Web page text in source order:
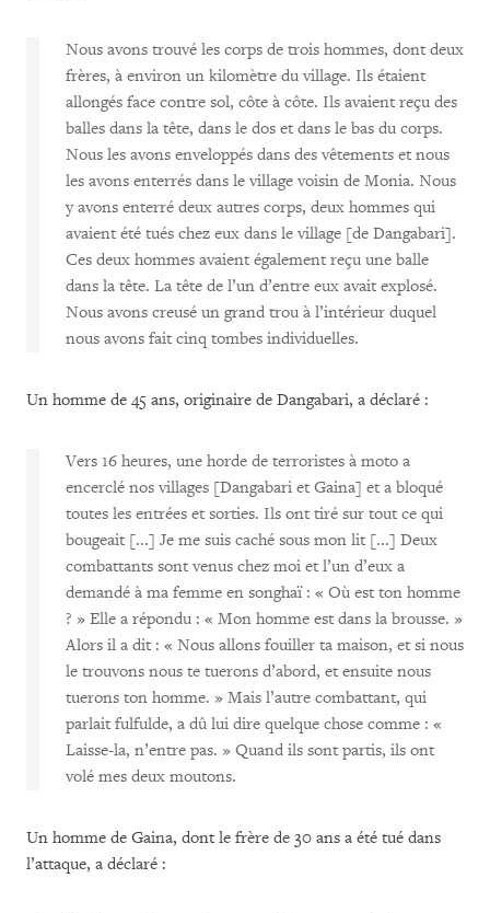
Nous avons trouvé les corps de trois hommes, dont deux
frères, à environ un kilomètre du village. Ils étaient
allongés face contre sol, côte à côte. Ils avaient reçu des
balles dans la tête, dans le dos et dans le bas du corps.
Nous les avons enveloppés dans des vêtements et nous
les avons enterrés dans le village voisin de Monia. Nous
y avons enterré deux autres corps, deux hommes qui
avaient été tués chez eux dans le village [de Dangabari].
Ces deux hommes avaient également reçu une balle
dans la tête. La tête de l’un d’entre eux avait explosé.
Nous avons creusé un grand trou à l’intérieur duquel
nous avons fait cinq tombes individuelles.
Un homme de 45 ans, originaire de Dangabari, a déclaré :
Vers 16 heures, une horde de terroristes à moto a
encerclé nos villages [Dangabari et Gaina] et a bloqué
toutes les entrées et sorties. Ils ont tiré sur tout ce qui
bougeait [...] Je me suis caché sous mon lit [...] Deux
combattants sont venus chez moi et l’un d’eux a
demandé à ma femme en songhaï : « Où est ton homme
? » Elle a répondu : « Mon homme est dans la brousse. »
Alors il a dit : « Nous allons fouiller ta maison, et si nous
le trouvons nous te tuerons d’abord, et ensuite nous
tuerons ton homme. » Mais l’autre combattant, qui
parlait fulfulde, a dû lui dire quelque chose comme : «
Laisse-la, n’entre pas. » Quand ils sont partis, ils ont
volé mes deux moutons.
Un homme de Gaina, dont le frère de 30 ans a été tué dans
l’attaque, a déclaré :